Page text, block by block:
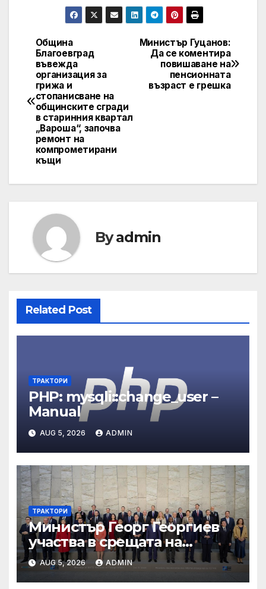
Post
navigation
Министър Гуцанов:
Да се коментира
повишаване на
пенсионната
възраст е грешка
Община
Благоевград
въвежда
организация за
грижа и
стопанисване на
общинските сгради
в старинния квартал
„Вароша“, започва
ремонт на
компрометирани
къщи
Byadmin
Related Post
ТРАКТОРИ
PHP: mysqli::change_user –
Manual
AUG 5, 2026 ADMIN
ТРАКТОРИ
Министър Георг Георгиев
участва в срещата на
министрите на външните
работи на НАТО
AUG 5, 2026 ADMIN